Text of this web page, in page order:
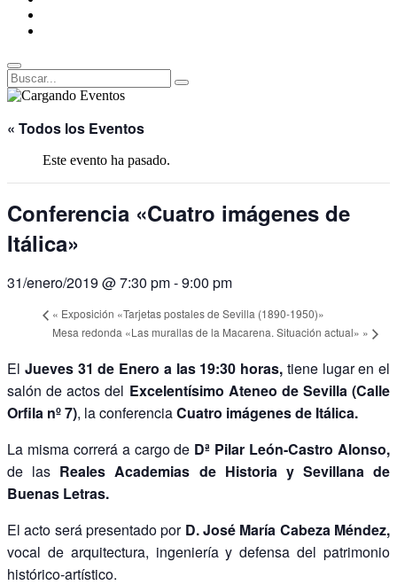
Buscar
Buscar:
Superposición
sitio
« Todos los Eventos
Este evento ha pasado.
Conferencia «Cuatro imágenes de
Itálica»
31/enero/2019 @ 7:30 pm-9:00 pm
« Exposición «Tarjetas postales de Sevilla (1890-1950)»
Mesa redonda «Las murallas de la Macarena. Situación actual» »
El Jueves 31 de Enero a las 19:30 horas, tiene lugar en el
salón de actos del Excelentísimo Ateneo de Sevilla (Calle
Orfila nº 7), la conferenciaCuatro imágenes de Itálica.
La misma correrá a cargo de Dª Pilar León-Castro Alonso,
de las Reales Academias de Historia y Sevillana de
Buenas Letras.
El acto será presentado por D. José María Cabeza Méndez,
vocal de arquitectura, ingeniería y defensa del patrimonio
histórico-artístico.